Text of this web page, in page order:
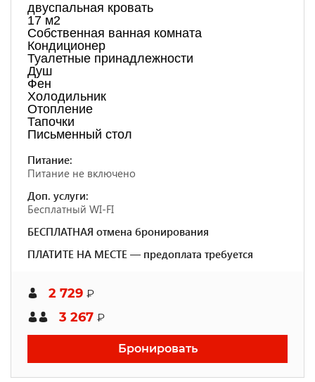
двуспальная кровать
17 м2
Собственная ванная комната
Кондиционер
Туалетные принадлежности
Душ
Фен
Холодильник
Отопление
Тапочки
Письменный стол
Питание:
Питание не включено
Доп. услуги:
Бесплатный WI-FI
БЕСПЛАТНАЯ отмена бронирования
ПЛАТИТЕ НА МЕСТЕ — предоплата требуется
2 729 ₽
3 267 ₽
Бронировать